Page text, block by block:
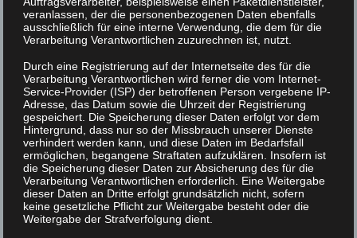
veranlassen, der die personenbezogenen Daten ebenfalls
ausschließlich für eine interne Verwendung, die dem für die
Verarbeitung Verantwortlichen zuzurechnen ist, nutzt.
Durch eine Registrierung auf der Internetseite des für die
Verarbeitung Verantwortlichen wird ferner die vom Internet-
Service-Provider (ISP) der betroffenen Person vergebene IP-
Adresse, das Datum sowie die Uhrzeit der Registrierung
gespeichert. Die Speicherung dieser Daten erfolgt vor dem
Hintergrund, dass nur so der Missbrauch unserer Dienste
verhindert werden kann, und diese Daten im Bedarfsfall
ermöglichen, begangene Straftaten aufzuklären. Insofern ist
die Speicherung dieser Daten zur Absicherung des für die
Verarbeitung Verantwortlichen erforderlich. Eine Weitergabe
dieser Daten an Dritte erfolgt grundsätzlich nicht, sofern
keine gesetzliche Pflicht zur Weitergabe besteht oder die
Weitergabe der Strafverfolgung dient.